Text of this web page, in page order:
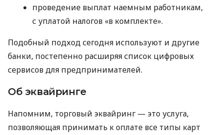
проведение выплат наемным работникам,
с уплатой налогов «в комплекте».
Подобный подход сегодня используют и другие
банки, постепенно расширяя список цифровых
сервисов для предпринимателей.
Об эквайринге
Напомним, торговый эквайринг — это услуга,
позволяющая принимать к оплате все типы карт